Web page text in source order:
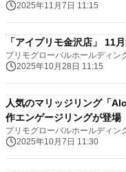
2025年11月7日 11:15
「アイプリモ金沢店」 11
プリモグローバルホールディン
2025年10月28日 11:15
人気のマリッジリング「
作エンゲージリングが登場
プリモグローバルホールディン
2025年10月7日 11:30